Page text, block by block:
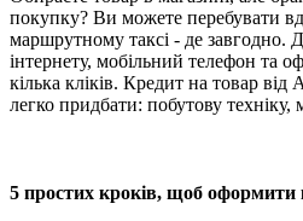
покупку? Ви можете перебувати
маршрутному таксі - де завгодно.
інтернету, мобільний телефон та
кілька кліків. Кредит на товар від
легко придбати: побутову техніку,
5 простих кроків, щоб оформити